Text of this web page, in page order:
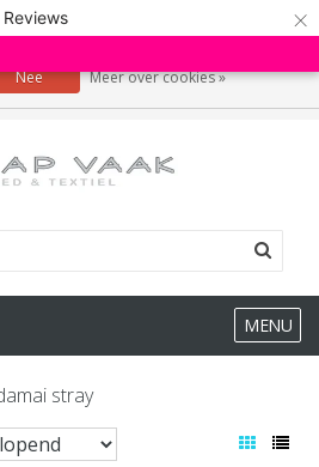
Reviews ×
MENU
stray
website te verbeteren. Is dat akkoord?
Nee Meer over cookies »